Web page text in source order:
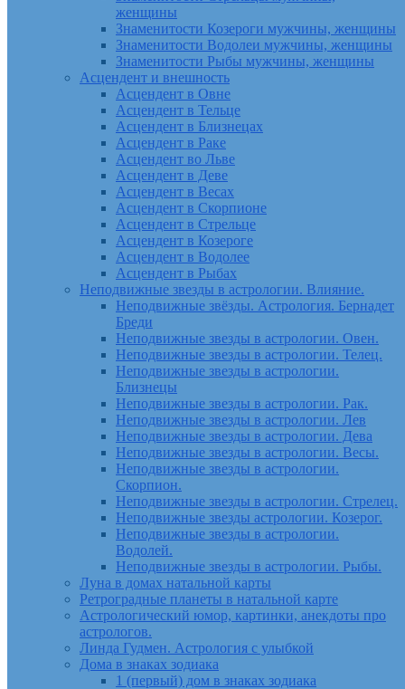
женщины
Знаменитости Козероги мужчины, женщины
Знаменитости Водолеи мужчины, женщины
Знаменитости Рыбы мужчины, женщины
Асцендент и внешность
Асцендент в Овне
Асцендент в Тельце
Асцендент в Близнецах
Асцендент в Раке
Асцендент во Льве
Асцендент в Деве
Асцендент в Весах
Асцендент в Скорпионе
Асцендент в Стрельце
Асцендент в Козероге
Асцендент в Водолее
Асцендент в Рыбах
Неподвижные звезды в астрологии. Влияние.
Неподвижные звёзды. Астрология. Бернадет
Бреди
Неподвижные звезды в астрологии. Овен.
Неподвижные звезды в астрологии. Телец.
Неподвижные звезды в астрологии.
Близнецы
Неподвижные звезды в астрологии. Рак.
Неподвижные звезды в астрологии. Лев
Неподвижные звезды в астрологии. Дева
Неподвижные звезды в астрологии. Весы.
Неподвижные звезды в астрологии.
Скорпион.
Неподвижные звезды в астрологии. Стрелец.
Неподвижные звезды астрологии. Козерог.
Неподвижные звезды в астрологии.
Водолей.
Неподвижные звезды в астрологии. Рыбы.
Луна в домах натальной карты
Ретроградные планеты в натальной карте
Астрологический юмор, картинки, анекдоты про
астрологов.
Линда Гудмен. Астрология с улыбкой
Дома в знаках зодиака
1 (первый) дом в знаках зодиака